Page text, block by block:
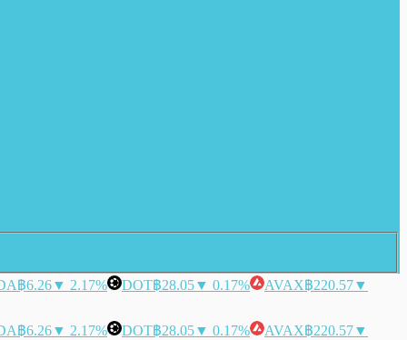
฿6.26▼ 2.17% DOT฿28.05▼ 0.17% AVAX฿220.57▼
฿6.26▼ 2.17% DOT฿28.05▼ 0.17% AVAX฿220.57▼